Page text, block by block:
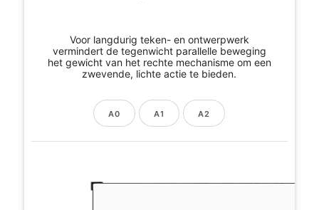
Voor langdurig teken- en ontwerpwerk
vermindert de tegenwicht parallelle beweging
het gewicht van het rechte mechanisme om een
zwevende, lichte actie te bieden.
A0 A1 A2